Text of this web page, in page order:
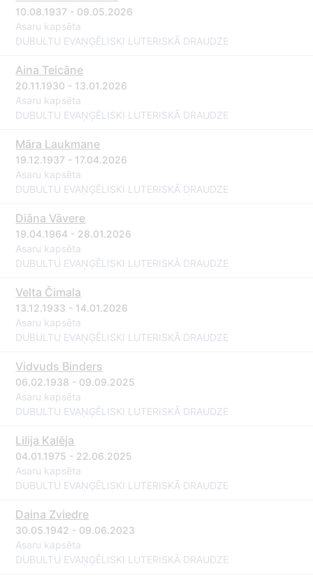
10.08.1937 - 09.05.2026
Asaru kapsēta
DUBULTU EVAŅĢĒLISKI LUTERISKĀ DRAUDZE
Aina Teicāne
20.11.1930 - 13.01.2026
Asaru kapsēta
DUBULTU EVAŅĢĒLISKI LUTERISKĀ DRAUDZE
Māra Laukmane
19.12.1937 - 17.04.2026
Asaru kapsēta
DUBULTU EVAŅĢĒLISKI LUTERISKĀ DRAUDZE
Diāna Vāvere
19.04.1964 - 28.01.2026
Asaru kapsēta
DUBULTU EVAŅĢĒLISKI LUTERISKĀ DRAUDZE
Velta Čimala
13.12.1933 - 14.01.2026
Asaru kapsēta
DUBULTU EVAŅĢĒLISKI LUTERISKĀ DRAUDZE
Vidvuds Binders
06.02.1938 - 09.09.2025
Asaru kapsēta
DUBULTU EVAŅĢĒLISKI LUTERISKĀ DRAUDZE
Lilija Kalēja
04.01.1975 - 22.06.2025
Asaru kapsēta
DUBULTU EVAŅĢĒLISKI LUTERISKĀ DRAUDZE
Daina Zviedre
30.05.1942 - 09.06.2023
Asaru kapsēta
DUBULTU EVAŅĢĒLISKI LUTERISKĀ DRAUDZE